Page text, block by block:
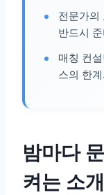
전문가의
반드시
매칭 컨
스의 한
밤마다
켜는 소